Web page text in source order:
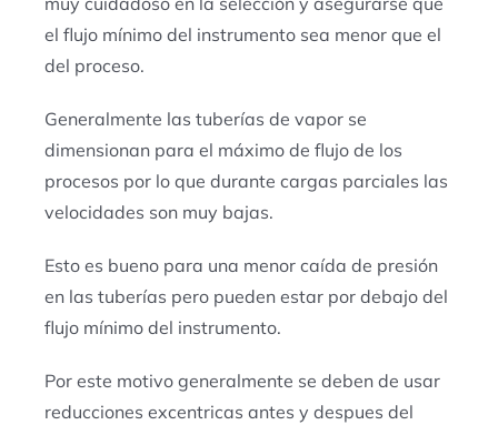
el flujo mínimo del instrumento sea menor que el
del proceso.
Generalmente las tuberías de vapor se
dimensionan para el máximo de flujo de los
procesos por lo que durante cargas parciales las
velocidades son muy bajas.
Esto es bueno para una menor caída de presión
en las tuberías pero pueden estar por debajo del
flujo mínimo del instrumento.
Por este motivo generalmente se deben de usar
reducciones excentricas antes y despues del